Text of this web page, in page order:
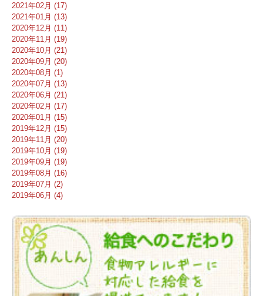
2021年02月 (17)
2021年01月 (13)
2020年12月 (11)
2020年11月 (19)
2020年10月 (21)
2020年09月 (20)
2020年08月 (1)
2020年07月 (13)
2020年06月 (21)
2020年02月 (17)
2020年01月 (15)
2019年12月 (15)
2019年11月 (20)
2019年10月 (19)
2019年09月 (19)
2019年08月 (16)
2019年07月 (2)
2019年06月 (4)